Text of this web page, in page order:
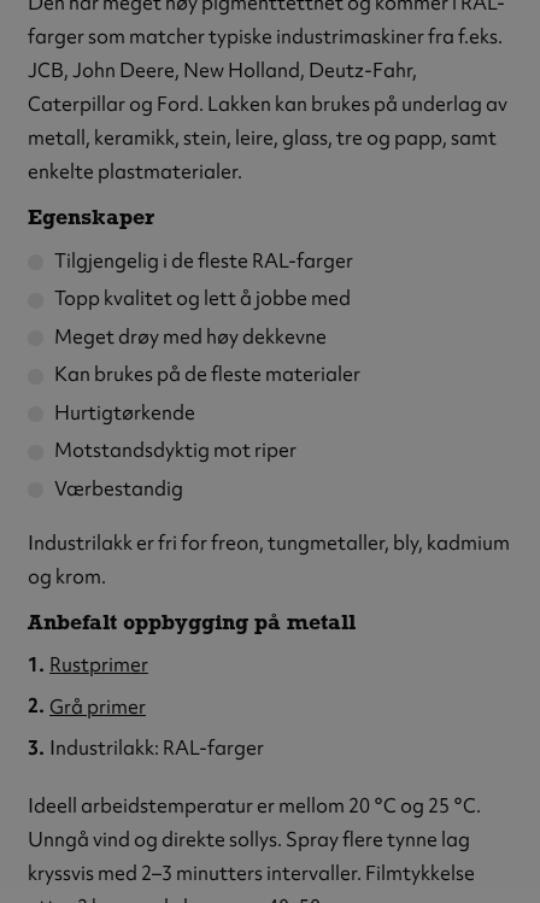
farger som matcher typiske industrimaskiner fra f.eks.
JCB, John Deere, New Holland, Deutz-Fahr,
Caterpillar og Ford. Lakken kan brukes på underlag av
metall, keramikk, stein, leire, glass, tre og papp, samt
enkelte plastmaterialer.
Egenskaper
Tilgjengelig i de fleste RAL-farger
Topp kvalitet og lett å jobbe med
Meget drøy med høy dekkevne
Kan brukes på de fleste materialer
Hurtigtørkende
Motstandsdyktig mot riper
Værbestandig
Industrilakk er fri for freon, tungmetaller, bly, kadmium
og krom.
Anbefalt oppbygging på metall
Rustprimer
Grå primer
Industrilakk: RAL-farger
Ideell arbeidstemperatur er mellom 20 °C og 25 °C.
Unngå vind og direkte sollys. Spray flere tynne lag
kryssvis med 2–3 minutters intervaller. Filmtykkelse